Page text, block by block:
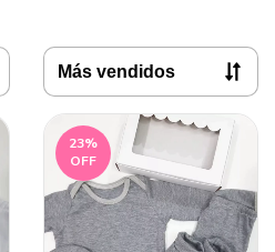
23%
OFF